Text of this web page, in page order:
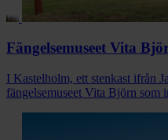
Fängelsemuseet Vita
I Kastelholm, ett stenkast ifrån
fängelsemuseet Vita Björn som